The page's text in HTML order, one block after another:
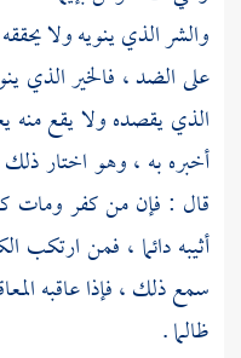
والشر الذي ينويه ولا
على الضد ، فالخير الذي
الذي يقصده ولا يقع منه
أخبره به ، وهو اختار ذلك
قال : فإن من كفر ومات
أثيبه دائما ، فمن ارتكب
سمع ذلك ، فإذا عاقبه
ظالما .